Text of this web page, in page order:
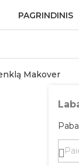
PAGRINDINIS
Makover